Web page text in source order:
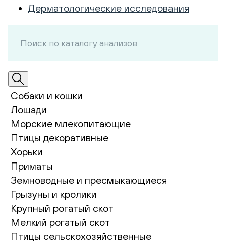
Дерматологические исследования
Собаки и кошки
Лошади
Морские млекопитающие
Птицы декоративные
Хорьки
Приматы
Земноводные и пресмыкающиеся
Грызуны и кролики
Крупный рогатый скот
Мелкий рогатый скот
Птицы сельскохозяйственные